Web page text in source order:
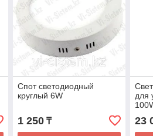
Спот светодиодный
круглый 6W
1 250₸
для
23